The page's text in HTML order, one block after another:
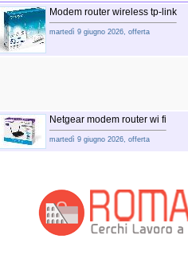
Modem router wireless tp-link
martedì 9 giugno 2026, offerta
Netgear modem router wi fi
martedì 9 giugno 2026, offerta